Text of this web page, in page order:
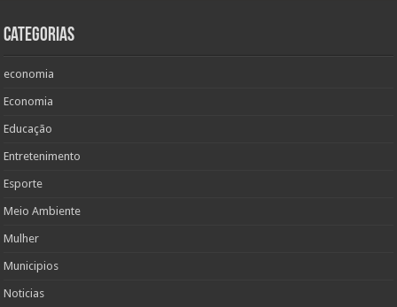
Categorias
economia
Economia
Educação
Entretenimento
Esporte
Meio Ambiente
Mulher
Municipios
Noticias